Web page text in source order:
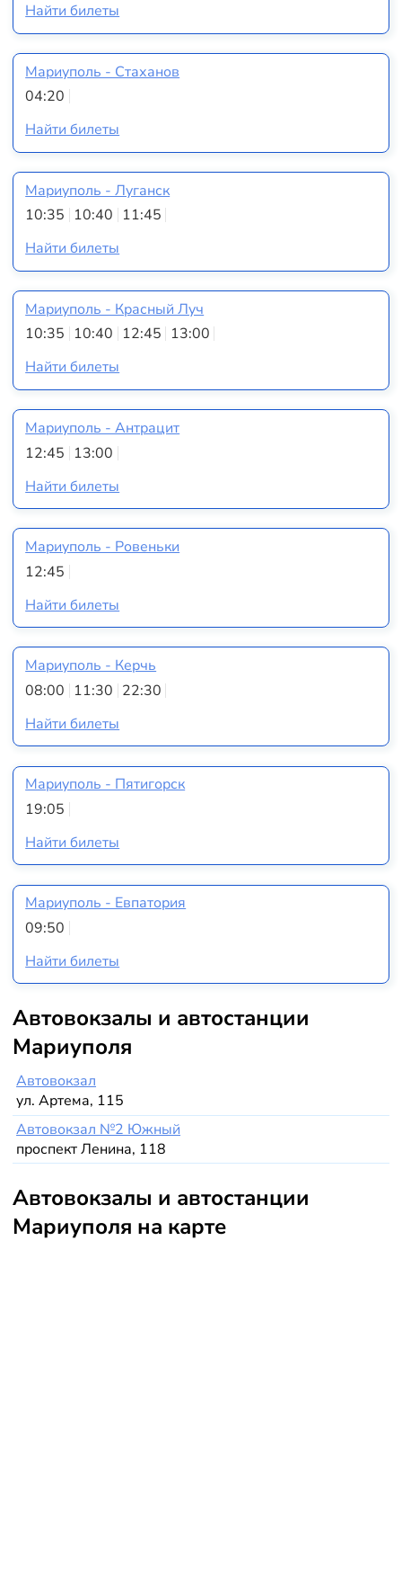
Найти билеты
Мариуполь - Стаханов
04:20
Найти билеты
Мариуполь - Луганск
10:35 10:40 11:45
Найти билеты
Мариуполь - Красный Луч
10:35 10:40 12:45 13:00
Найти билеты
Мариуполь - Антрацит
12:45 13:00
Найти билеты
Мариуполь - Ровеньки
12:45
Найти билеты
Мариуполь - Керчь
08:00 11:30 22:30
Найти билеты
Мариуполь - Пятигорск
19:05
Найти билеты
Мариуполь - Евпатория
09:50
Найти билеты
Автовокзалы и автостанции
Мариуполя
Автовокзал
ул. Артема, 115
Автовокзал №2 Южный
проспект Ленина, 118
Автовокзалы и автостанции
Мариуполя на карте